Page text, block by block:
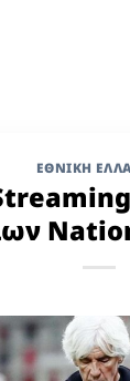
ΕΘΝΙΚΉ